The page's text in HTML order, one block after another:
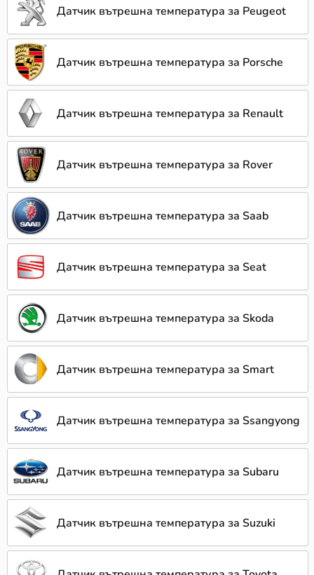
Датчик вътрешна температура за Peugeot
Датчик вътрешна температура за Porsche
Датчик вътрешна температура за Renault
Датчик вътрешна температура за Rover
Датчик вътрешна температура за Saab
Датчик вътрешна температура за Seat
Датчик вътрешна температура за Skoda
Датчик вътрешна температура за Smart
Датчик вътрешна температура за Ssangyong
Датчик вътрешна температура за Subaru
Датчик вътрешна температура за Suzuki